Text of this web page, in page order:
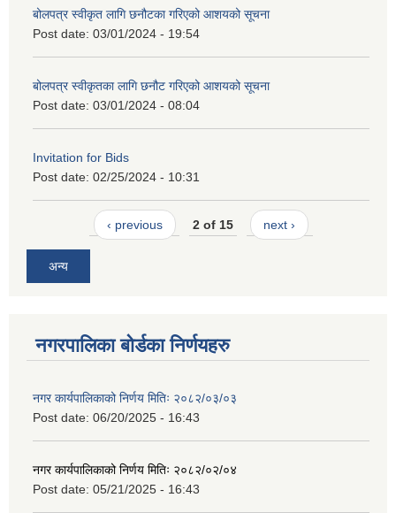
बोलपत्र स्वीकृत लागि छनौटका गरिएको आशयको सूचना
Post date: 03/01/2024 - 19:54
बोलपत्र स्वीकृतका लागि छनौट गरिएको आशयको सूचना
Post date: 03/01/2024 - 08:04
Invitation for Bids
Post date: 02/25/2024 - 10:31
‹ previous 2 of 15 next ›
अन्य
नगरपालिका बोर्डका निर्णयहरु
नगर कार्यपालिकाको निर्णय मितिः २०८२/०३/०३
Post date: 06/20/2025 - 16:43
नगर कार्यपालिकाको निर्णय मितिः २०८२/०२/०४
Post date: 05/21/2025 - 16:43